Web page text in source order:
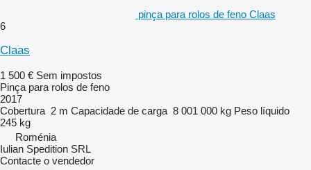
pinça para rolos de feno Claas
6
Claas
1 500 € Sem impostos
Pinça para rolos de feno
2017
Cobertura 2 m Capacidade de carga 8 001 000 kg Peso líquido
245 kg
Roménia
Iulian Spedition SRL
Contacte o vendedor